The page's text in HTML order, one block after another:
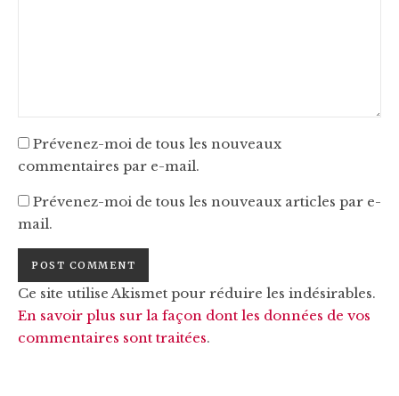
Prévenez-moi de tous les nouveaux
commentaires par e-mail.
Prévenez-moi de tous les nouveaux articles par e-
mail.
Ce site utilise Akismet pour réduire les indésirables.
En savoir plus sur la façon dont les données de vos
commentaires sont traitées.